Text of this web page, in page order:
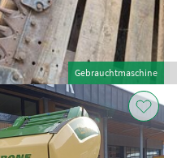
Gebrauchtmaschine